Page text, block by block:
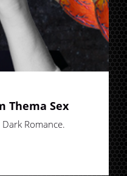
Thema Sex
Romance.